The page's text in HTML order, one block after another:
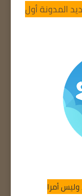
المدونة أول
أمرا